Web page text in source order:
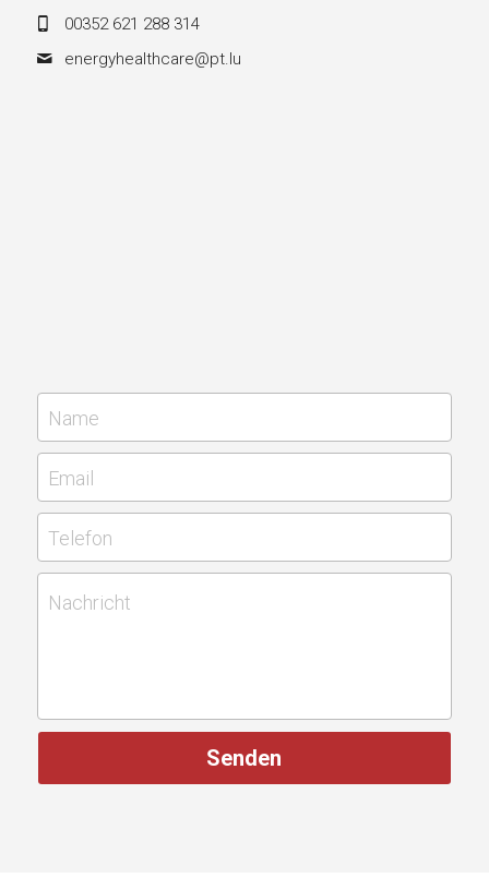
00352 621 288 314
energyhealthcare@pt.lu
Name
Email
Telefon
Nachricht
Senden